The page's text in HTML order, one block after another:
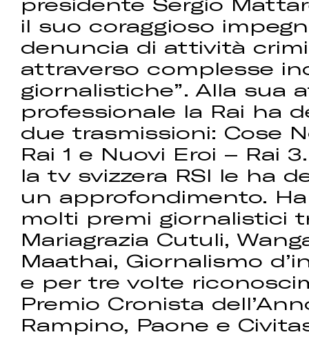
il suo coraggioso
denuncia di attività
attraverso complesse
giornalistiche”. Alla sua
professionale la Rai ha
due trasmissioni: Cose
Rai 1 e Nuovi Eroi – Rai
la tv svizzera RSI le ha
un approfondimento.
molti premi giornalistici
Mariagrazia Cutuli,
Maathai, Giornalismo
e per tre volte
Premio Cronista
Rampino, Paone e